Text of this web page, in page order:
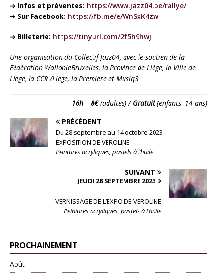
➔ Infos et préventes: https://www.jazz04.be/rallye/
➔ Sur Facebook: https://fb.me/e/WnSxK4zw
➔ Billeterie: https://tinyurl.com/2f5h9hwj
Une organisation du Collectif Jazz04, avec le soutien de la
Fédération WallonieBruxelles, la Province de Liège, la Ville de
Liège, la CCR /Liège, la Première et Musiq3.
16h – 8€(adultes) /Gratuit(enfants -14 ans)
PRÉCÉDENT
Du 28 septembre au 14 octobre 2023
EXPOSITION DE VEROLINE
Peintures acryliques, pastels à l’huile
SUIVANT
JEUDI 28 SEPTEMBRE 2023
VERNISSAGE DE L’EXPO DE VEROLINE
Peintures acryliques, pastels à l’huile
PROCHAINEMENT
Août